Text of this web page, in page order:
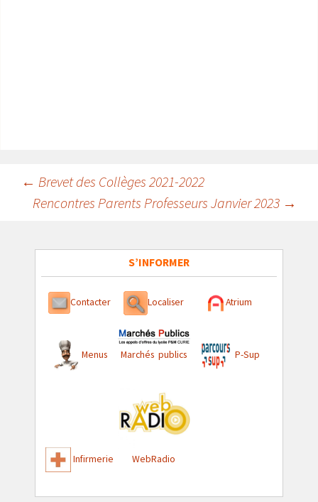
Navigation
← Brevet des Collèges 2021-2022
Rencontres Parents Professeurs Janvier 2023 →
S’INFORMER
Contacter Localiser Atrium
Menus Marchés publics P-Sup
Infirmerie WebRadio